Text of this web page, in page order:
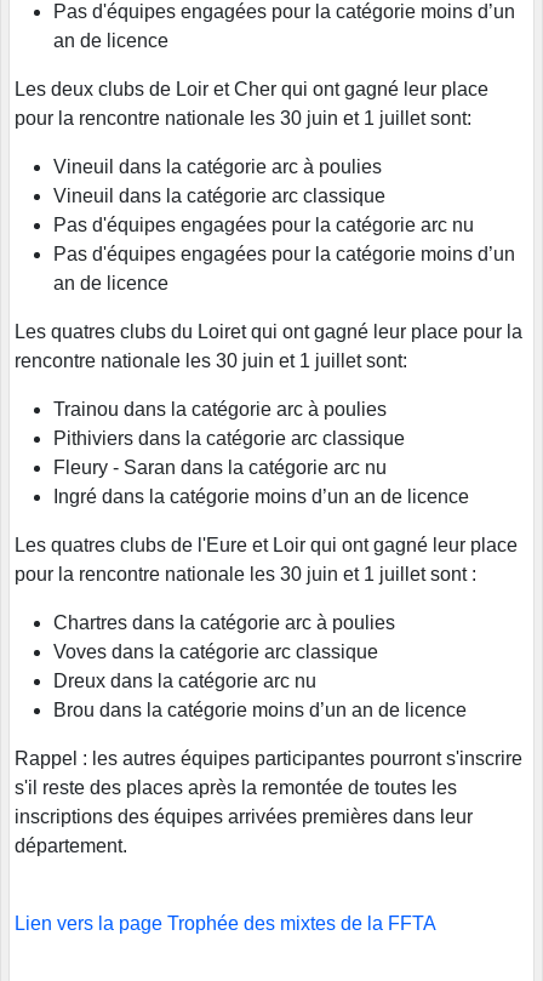
Pas d'équipes engagées pour la catégorie moins d’un
an de licence
Les deux clubs de Loir et Cher qui ont gagné leur place
pour la rencontre nationale les 30 juin et 1 juillet sont:
Vineuil dans la catégorie arc à poulies
Vineuil dans la catégorie arc classique
Pas d'équipes engagées pour la catégorie arc nu
Pas d'équipes engagées pour la catégorie moins d’un
an de licence
Les quatres clubs du Loiret qui ont gagné leur place pour la
rencontre nationale les 30 juin et 1 juillet sont:
Trainou dans la catégorie arc à poulies
Pithiviers dans la catégorie arc classique
Fleury - Saran dans la catégorie arc nu
Ingré dans la catégorie moins d’un an de licence
Les quatres clubs de l'Eure et Loir qui ont gagné leur place
pour la rencontre nationale les 30 juin et 1 juillet sont :
Chartres dans la catégorie arc à poulies
Voves dans la catégorie arc classique
Dreux dans la catégorie arc nu
Brou dans la catégorie moins d’un an de licence
Rappel : les autres équipes participantes pourront s'inscrire
s'il reste des places après la remontée de toutes les
inscriptions des équipes arrivées premières dans leur
département.
Lien vers la page Trophée des mixtes de la FFTA